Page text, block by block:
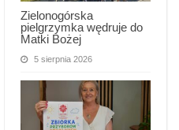
Zielonogórska
pielgrzymka wędruje do
Matki Bożej
5 sierpnia 2026